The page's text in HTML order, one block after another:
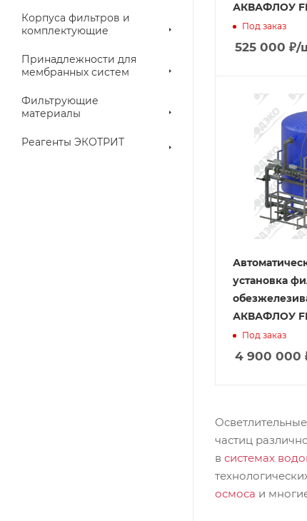
Корпуса фильтров и
комплектующие
Принадлежности для
мембранных систем
Фильтрующие
материалы
Реагенты ЭКОТРИТ
АКВАФЛОУ
Под заказ
525 000 ₽/
установка
АКВАФЛОУ
Под заказ
4 900 000
частиц
в системах
осмоса и